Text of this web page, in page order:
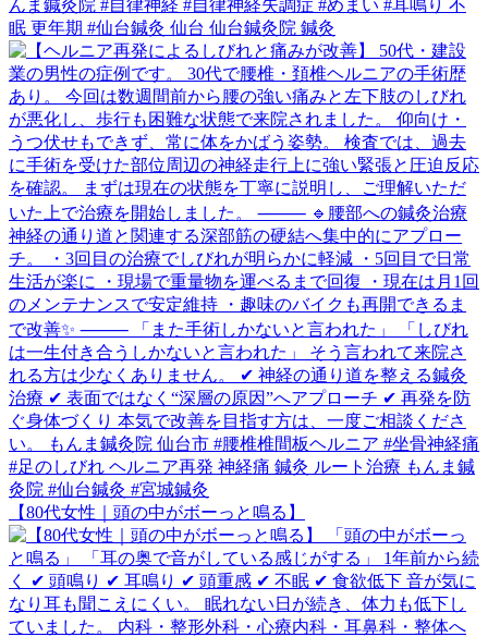
【80代女性｜頭の中がボーっと鳴る】